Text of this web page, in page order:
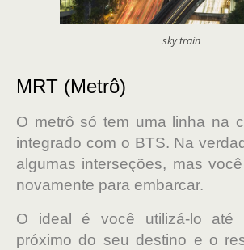
sky train
MRT (Metrô)
O metrô só tem uma linha na
integrado com o BTS. Na
algumas interseções, mas
novamente para embarcar.
O ideal é você utilizá-lo até
próximo do seu destino e o